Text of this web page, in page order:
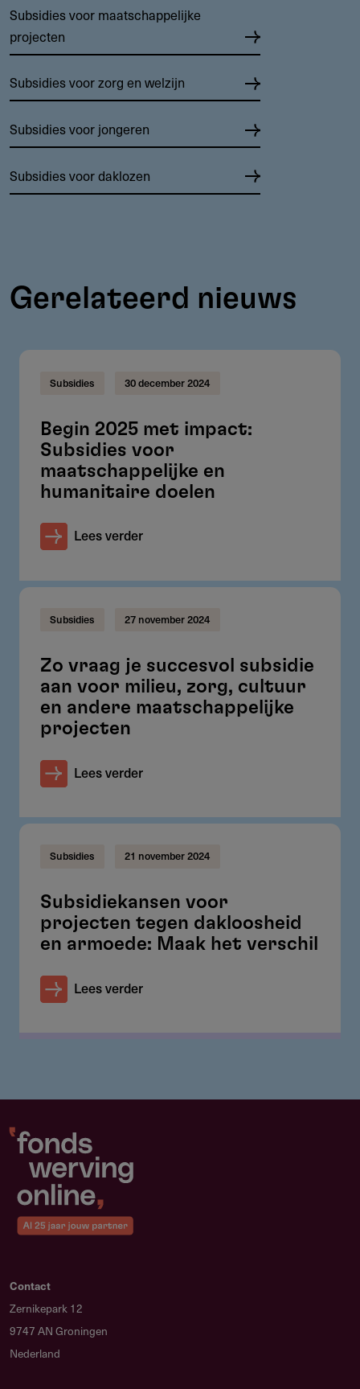
Subsidies voor maatschappelijke
projecten
Subsidies voor zorg en welzijn
Subsidies voor jongeren
Subsidies voor daklozen
Gerelateerd nieuws
Subsidies 30 december 2024
Begin 2025 met impact:
Subsidies voor
maatschappelijke en
humanitaire doelen
Lees verder
Subsidies 27 november 2024
Zo vraag je succesvol subsidie
aan voor milieu, zorg, cultuur
en andere maatschappelijke
projecten
Lees verder
Subsidies 21 november 2024
Subsidiekansen voor
projecten tegen dakloosheid
en armoede: Maak het verschil
Lees verder
Contact
Zernikepark 12
9747 AN Groningen
Nederland